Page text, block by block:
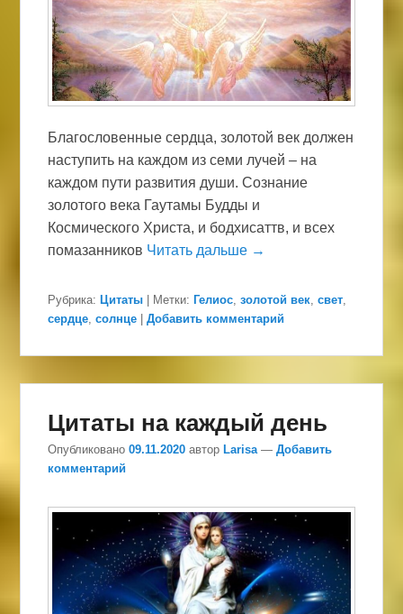
Благословенные сердца, золотой век должен
наступить на каждом из семи лучей – на
каждом пути развития души. Сознание
золотого века Гаутамы Будды и
Космического Христа, и бодхисаттв, и всех
помазанников Читать дальше →
Рубрика: Цитаты Метки: Гелиос,золотой век,свет,
сердце,солнце |Добавить комментарий
Цитаты на каждый день
Опубликовано09.11.2020 автор Larisa —Добавить
комментарий